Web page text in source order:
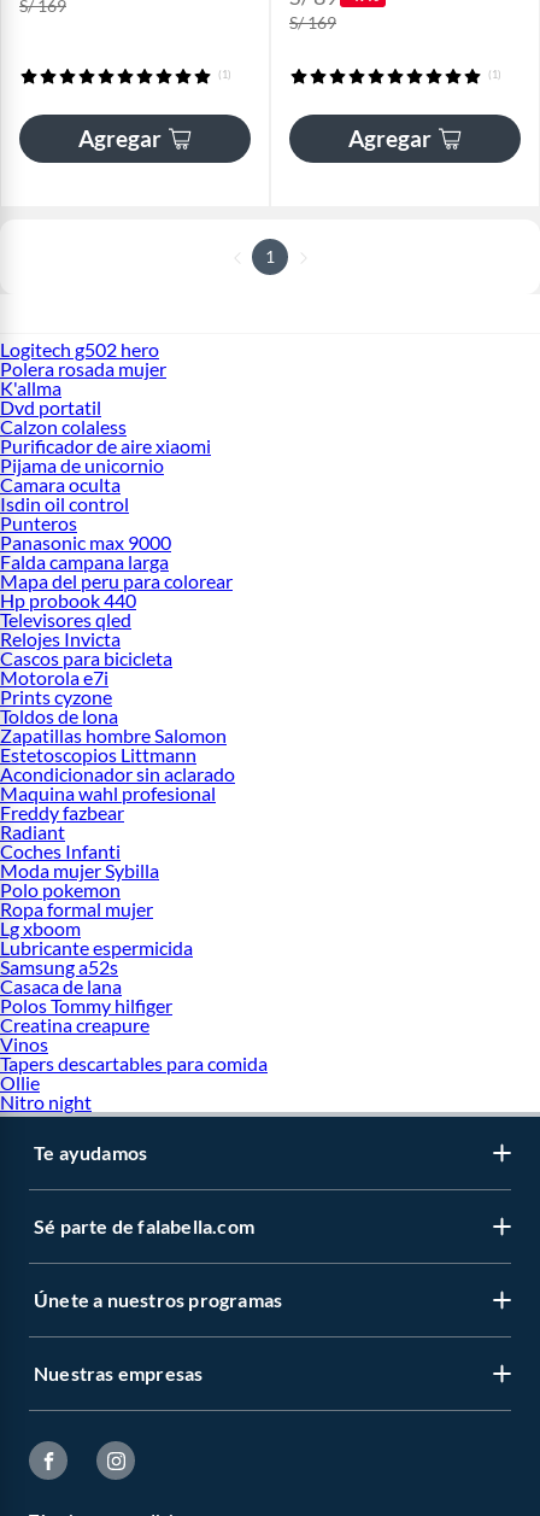
S/ 169
(1)
Agregar
S/ 169
(1)
Agregar
1
Logitech g502 hero
Polera rosada mujer
K'allma
Dvd portatil
Calzon colaless
Purificador de aire xiaomi
Pijama de unicornio
Camara oculta
Isdin oil control
Punteros
Panasonic max 9000
Falda campana larga
Mapa del peru para colorear
Hp probook 440
Televisores qled
Relojes Invicta
Cascos para bicicleta
Motorola e7i
Prints cyzone
Toldos de lona
Zapatillas hombre Salomon
Estetoscopios Littmann
Acondicionador sin aclarado
Maquina wahl profesional
Freddy fazbear
Radiant
Coches Infanti
Moda mujer Sybilla
Polo pokemon
Ropa formal mujer
Lg xboom
Lubricante espermicida
Samsung a52s
Casaca de lana
Polos Tommy hilfiger
Creatina creapure
Vinos
Tapers descartables para comida
Ollie
Nitro night
Te ayudamos
Sé parte de falabella.com
Únete a nuestros programas
Nuestras empresas